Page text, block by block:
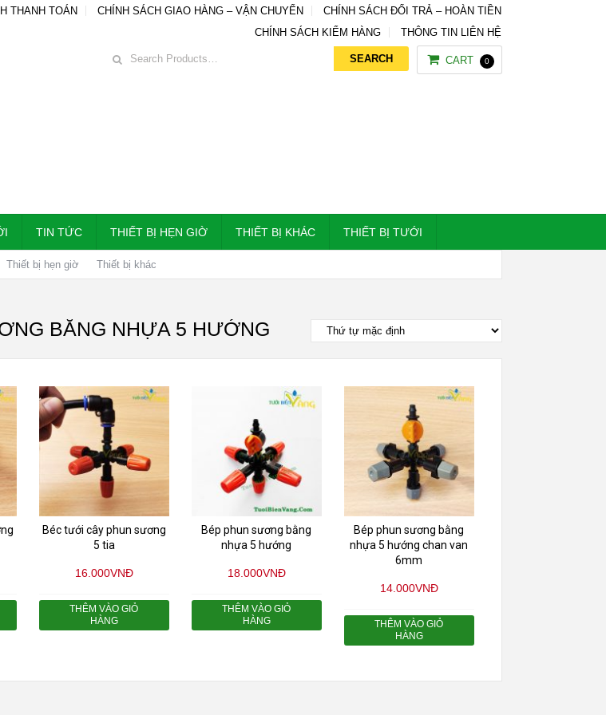
THANH TOÁN CHÍNH SÁCH GIAO HÀNG – VẬN CHUYỂN
CHÍNH SÁCH ĐỔI TRẢ – HOÀN TIỀN
CHÍNH SÁCH KIỂM HÀNG
THÔNG TIN LIÊN HỆ
CART 0
TIN TỨC THIẾT BỊ HẸN GIỜ THIẾT BỊ KHÁC THIẾT BỊ TƯỚI
Thiết bị hẹn giờ Thiết bị khác
BẰNG NHỰA 5 HƯỚNG
Béc tưới cây phun sương
5 tia
16.000VNĐ
THÊM VÀO GIỎ
HÀNG
Bép phun sương bằng
nhựa 5 hướng
18.000VNĐ
THÊM VÀO GIỎ
HÀNG
Bép phun sương bằng
nhựa 5 hướng chan van
6mm
14.000VNĐ
THÊM VÀO GIỎ
HÀNG